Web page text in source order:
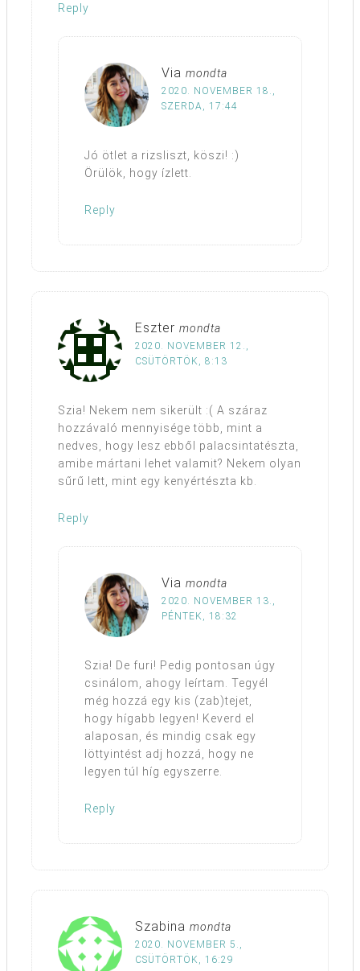
Reply
Via mondta
2020. NOVEMBER 18.,
SZERDA, 17:44
Jó ötlet a rizsliszt, köszi! :)
Örülök, hogy ízlett.
Reply
Eszter mondta
2020. NOVEMBER 12.,
CSÜTÖRTÖK, 8:13
Szia! Nekem nem sikerült :( A száraz
hozzávaló mennyisége több, mint a
nedves, hogy lesz ebből palacsintatészta,
amibe mártani lehet valamit? Nekem olyan
sűrű lett, mint egy kenyértészta kb.
Reply
Via mondta
2020. NOVEMBER 13.,
PÉNTEK, 18:32
Szia! De furi! Pedig pontosan úgy
csinálom, ahogy leírtam. Tegyél
még hozzá egy kis (zab)tejet,
hogy hígabb legyen! Keverd el
alaposan, és mindig csak egy
löttyintést adj hozzá, hogy ne
legyen túl híg egyszerre.
Reply
Szabina mondta
2020. NOVEMBER 5.,
CSÜTÖRTÖK, 16:29